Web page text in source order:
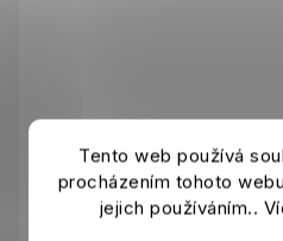
Tento web používá
procházením tohoto
jejich používáním..